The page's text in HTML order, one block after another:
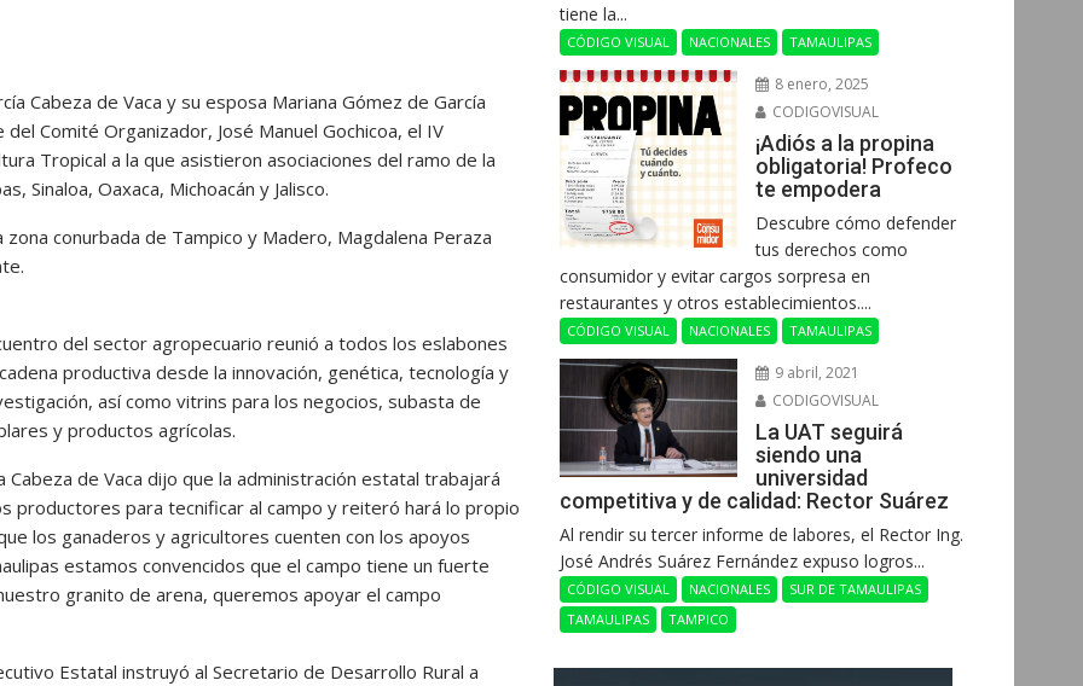
Cabeza de Vaca y su esposa Mariana Gómez de García
Comité Organizador, José Manuel Gochicoa, el IV
Tropical a la que asistieron asociaciones del ramo de la
Sinaloa, Oaxaca, Michoacán y Jalisco.
conurbada de Tampico y Madero, Magdalena Peraza
del sector agropecuario reunió a todos los eslabones
productiva desde la innovación, genética, tecnología y
así como vitrins para los negocios, subasta de
y productos agrícolas.
Cabeza de Vaca dijo que la administración estatal trabajará
productores para tecnificar al campo y reiteró hará lo propio
los ganaderos y agricultores cuenten con los apoyos
estamos convencidos que el campo tiene un fuerte
granito de arena, queremos apoyar el campo
Estatal instruyó al Secretario de Desarrollo Rural a
tiene la...
CÓDIGO VISUAL NACIONALES TAMAULIPAS
8 enero, 2025
CODIGOVISUAL
¡Adiós a la propina
obligatoria! Profeco
te empodera
Descubre cómo defender
tus derechos como
consumidor y evitar cargos sorpresa en
restaurantes y otros establecimientos....
CÓDIGO VISUAL NACIONALES TAMAULIPAS
9 abril, 2021
CODIGOVISUAL
La UAT seguirá
siendo una
universidad
competitiva y de calidad: Rector Suárez
Al rendir su tercer informe de labores, el Rector Ing.
José Andrés Suárez Fernández expuso logros...
CÓDIGO VISUAL NACIONALES
SUR DE TAMAULIPAS
TAMAULIPAS
TAMPICO